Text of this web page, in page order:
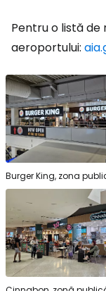
Pentru o listă
aeroportului:
Burger King, zona